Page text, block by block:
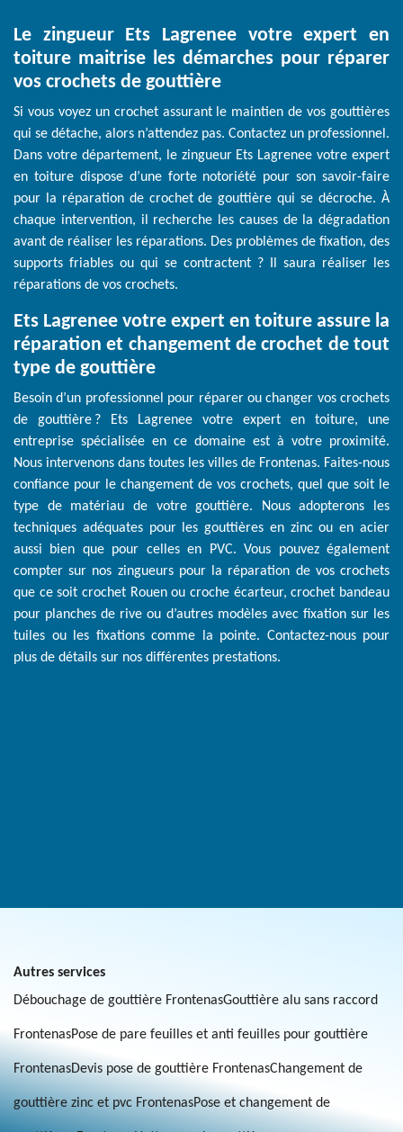
Le zingueur Ets Lagrenee votre expert en
toiture maitrise les démarches pour réparer
vos crochets de gouttière
Si vous voyez un crochet assurant le maintien de vos gouttières
qui se détache, alors n’attendez pas. Contactez un professionnel.
Dans votre département, le zingueur Ets Lagrenee votre expert
en toiture dispose d’une forte notoriété pour son savoir-faire
pour la réparation de crochet de gouttière qui se décroche. À
chaque intervention, il recherche les causes de la dégradation
avant de réaliser les réparations. Des problèmes de fixation, des
supports friables ou qui se contractent ? Il saura réaliser les
réparations de vos crochets.
Ets Lagrenee votre expert en toiture assure la
réparation et changement de crochet de tout
type de gouttière
Besoin d’un professionnel pour réparer ou changer vos crochets
de gouttière ? Ets Lagrenee votre expert en toiture, une
entreprise spécialisée en ce domaine est à votre proximité.
Nous intervenons dans toutes les villes de Frontenas. Faites-nous
confiance pour le changement de vos crochets, quel que soit le
type de matériau de votre gouttière. Nous adopterons les
techniques adéquates pour les gouttières en zinc ou en acier
aussi bien que pour celles en PVC. Vous pouvez également
compter sur nos zingueurs pour la réparation de vos crochets
que ce soit crochet Rouen ou croche écarteur, crochet bandeau
pour planches de rive ou d’autres modèles avec fixation sur les
tuiles ou les fixations comme la pointe. Contactez-nous pour
plus de détails sur nos différentes prestations.
Autres services
Débouchage de gouttière FrontenasGouttière alu sans raccord
FrontenasPose de pare feuilles et anti feuilles pour gouttière
FrontenasDevis pose de gouttière FrontenasChangement de
gouttière zinc et pvc FrontenasPose et changement de